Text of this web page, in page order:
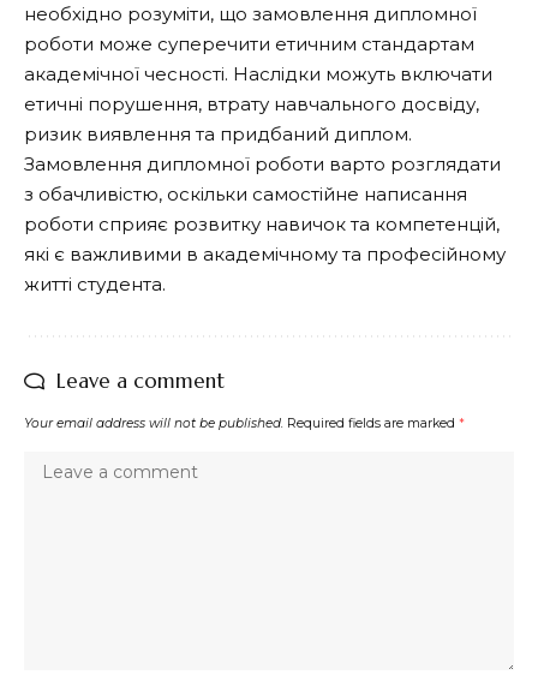
необхідно розуміти, що замовлення дипломної
роботи може суперечити етичним стандартам
академічної чесності. Наслідки можуть включати
етичні порушення, втрату навчального досвіду,
ризик виявлення та придбаний диплом.
Замовлення дипломної роботи варто розглядати
з обачливістю, оскільки самостійне написання
роботи сприяє розвитку навичок та компетенцій,
які є важливими в академічному та професійному
житті студента.
Leave a comment
Your email address will not be published. Required fields are marked *